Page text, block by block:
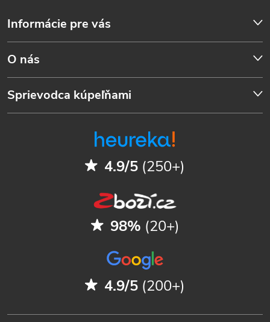
Informácie pre vás
O nás
Sprievodca kúpeľňami
4.9/5 (250+)
98% (20+)
4.9/5 (200+)